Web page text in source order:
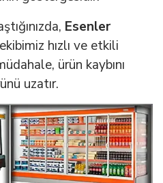
Esenler
ekibimiz hızlı ve etkili
ürün kaybını
uzatır.